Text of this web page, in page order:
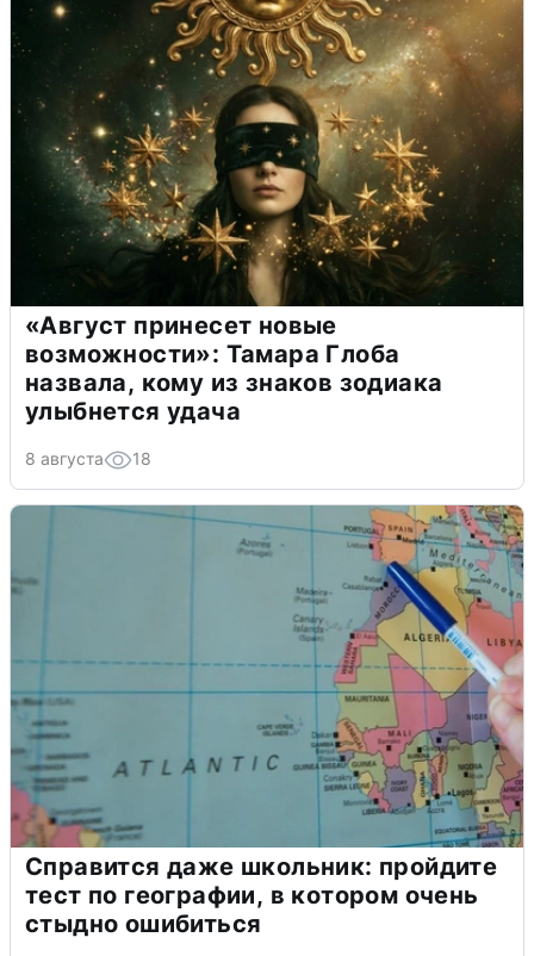
«Август принесет новые
возможности»: Тамара Глоба
назвала, кому из знаков зодиака
улыбнется удача
8 августа 18
Справится даже школьник: пройдите
тест по географии, в котором очень
стыдно ошибиться